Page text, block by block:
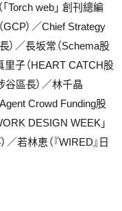
Torch web」 創刊總編
GCP）／Chief Strategy
）／長坂常（Schema股
子（HEART CATCH股
谷區長）／林千晶
Crowd Funding股
DESIGN WEEK」
若林恵（『WIRED』日